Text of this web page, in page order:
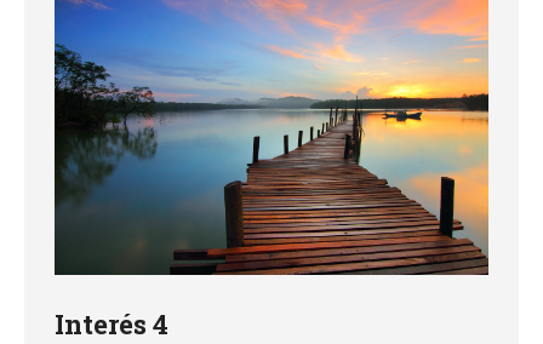
Interés 4